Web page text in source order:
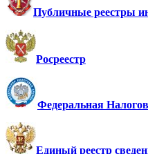
Публичные реестры
Росреестр
Федеральная
Единый реестр